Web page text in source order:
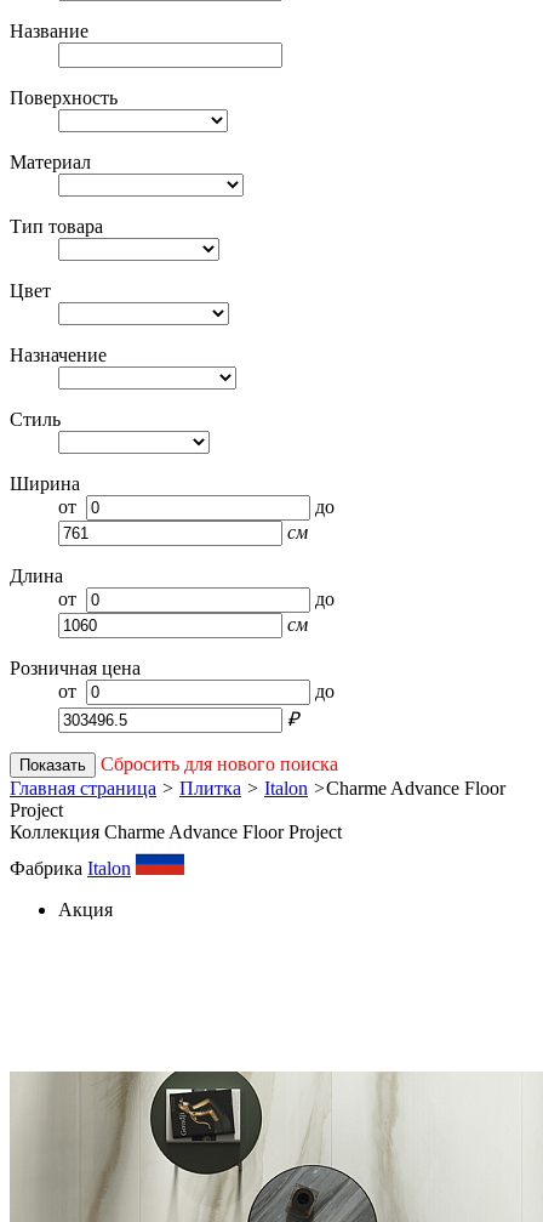
Название
Поверхность
Материал
Тип товара
Цвет
Назначение
Стиль
Ширина
от
до
см
Длина
от
до
см
Розничная цена
от
до
₽
Показать
Сбросить для нового поиска
Главная страница > Плитка > Italon >Charme Advance Floor
Project
Коллекция Charme Advance Floor Project
Фабрика Italon
Акция